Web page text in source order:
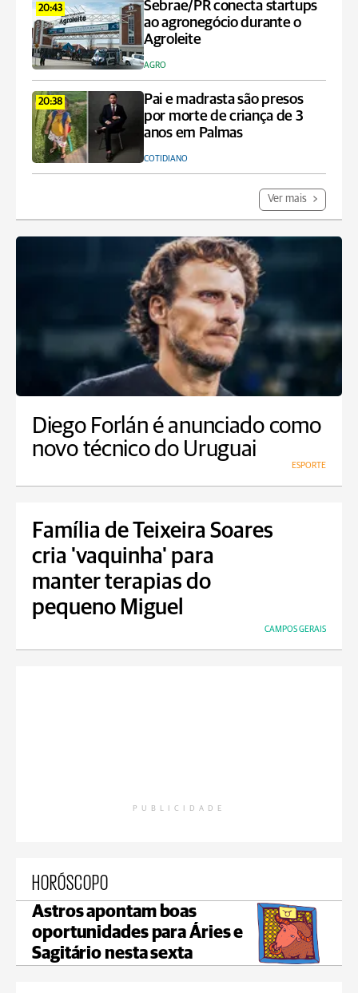
20:43
Sebrae/PR conecta startups
ao agronegócio durante o
Agroleite
AGRO
20:38
Pai e madrasta são presos
por morte de criança de 3
anos em Palmas
COTIDIANO
Ver mais
Diego Forlán é anunciado como
novo técnico do Uruguai
ESPORTE
Família de Teixeira Soares
cria 'vaquinha' para
manter terapias do
pequeno Miguel
CAMPOS GERAIS
PUBLICIDADE
HORÓSCOPO
Astros apontam boas
oportunidades para Áries e
Sagitário nesta sexta